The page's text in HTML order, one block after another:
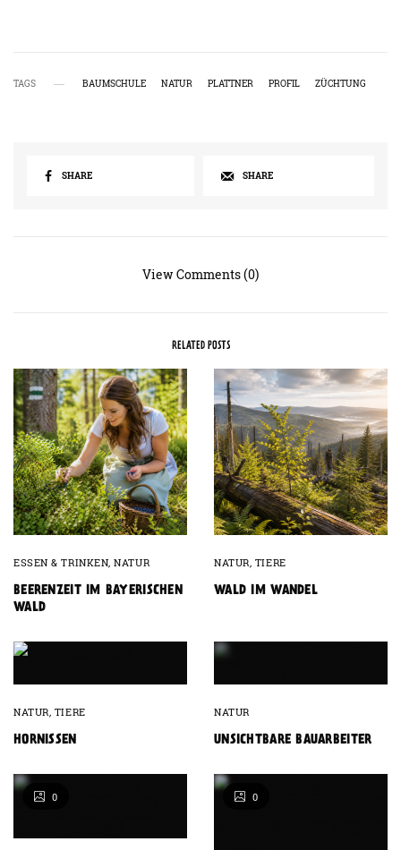
TAGS BAUMSCHULE NATUR PLATTNER PROFIL ZÜCHTUNG
SHARE SHARE
View Comments (0)
RELATED POSTS
ESSEN & TRINKEN,NATUR
BEERENZEIT IM BAYERISCHEN
WALD
NATUR, TIERE
WALD IM WANDEL
NATUR, TIERE
HORNISSEN
NATUR
UNSICHTBARE BAUARBEITER
0 0